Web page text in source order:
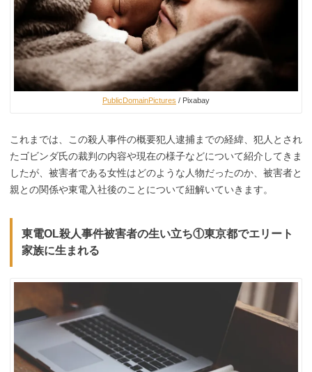
PublicDomainPictures / Pixabay
これまでは、この殺人事件の概要犯人逮捕までの経緯、犯人とされ
たゴビンダ氏の裁判の内容や現在の様子などについて紹介してきま
したが、被害者である女性はどのような人物だったのか、被害者と
親との関係や東電入社後のことについて紐解いていきます。
東電OL殺人事件被害者の生い立ち①東京都でエリート
家族に生まれる